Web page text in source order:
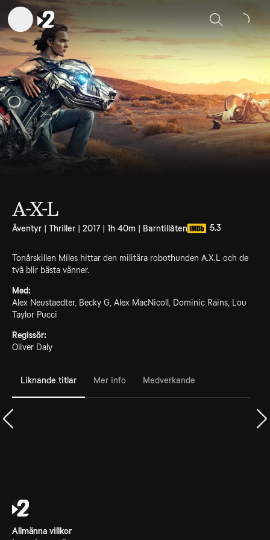
Sök
A-X-L
Äventyr | Thriller | 2017 | 1h 40m | Barntillåten 5.3
Tonårskillen Miles hittar den militära robothunden A.X.L och de
två blir bästa vänner.
Med:
Alex Neustaedter, Becky G, Alex MacNicoll, Dominic Rains, Lou
Taylor Pucci
Regissör:
Oliver Daly
Liknande titlar Mer info Medverkande
Allmänna villkor